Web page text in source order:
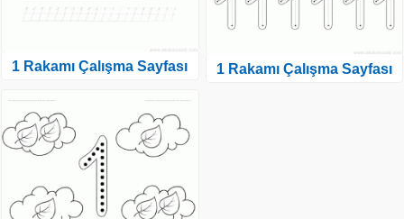
1 Rakamı Çalışma Sayfası 1 Rakamı Çalışma Sayfası